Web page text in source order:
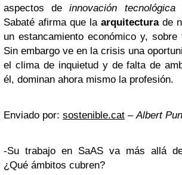
aspectos deinnovación
Sabaté afirma que la arquitecturade
un estancamiento económico y, sobre
Sin embargo ve en la crisis una
el clima de inquietud y de falta de
él, dominan ahora mismo la profesión.
Enviado por: sostenible.cat –Albert
-Su trabajo en SaAS va más allá
¿Qué ámbitos cubren?